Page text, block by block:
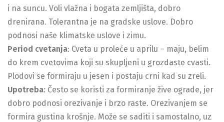
i na suncu. Voli vlažna i bogata zemljišta, dobro
drenirana. Tolerantna je na gradske uslove. Dobro
podnosi naše klimatske uslove i zimu.
Period cvetanja: Cveta u proleće u aprilu – maju, belim
do krem cvetovima koji su skupljeni u grozdaste cvasti.
Plodovi se formiraju u jesen i postaju crni kad su zreli.
Upotreba: Često se koristi za formiranje žive ograde, jer
dobro podnosi orezivanje i brzo raste. Orezivanjem se
formira gustina krošnje. Može se saditi i samostalno, uz